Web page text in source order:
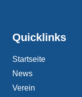
Quicklinks
Startseite
News
Verein